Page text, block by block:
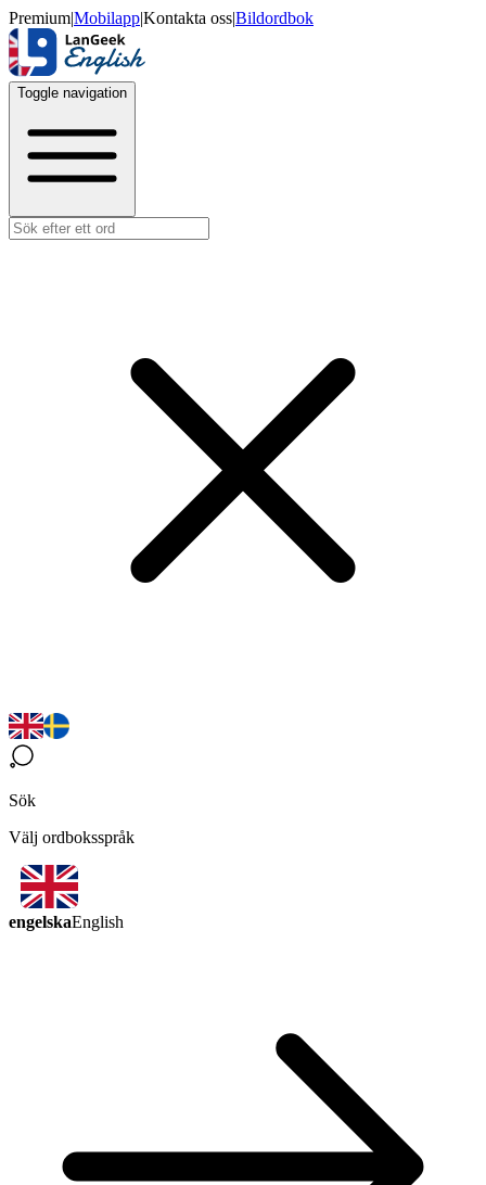
Premium|Mobilapp|Kontakta oss|Bildordbok
Toggle navigation
Sök
Välj ordboksspråk
engelskaEnglish